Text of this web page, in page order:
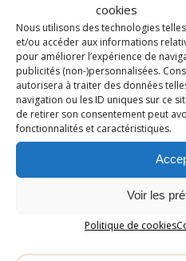
cookies
Nous utilisons des technologies
et/ou accéder aux informations
pour améliorer l’expérience de
publicités (non-)personnalisées.
autorisera à traiter des données
navigation ou les ID uniques sur ce
de retirer son consentement peut
fonctionnalités et caractéristiques.
Voir les
Politique de cookies
le terrain, mes bons plans
Voyage, food et bien-être, c'est
.
39
PAYS VISITÉS
21
DESTINATIONS